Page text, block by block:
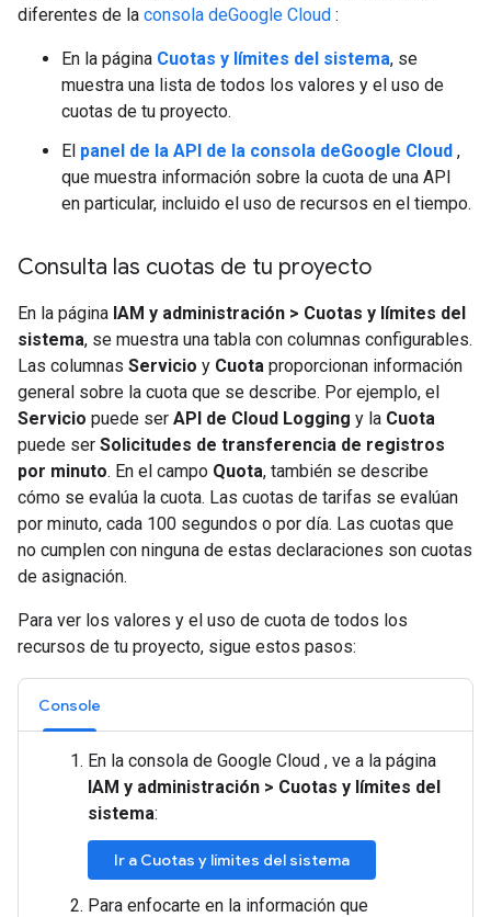
diferentes de la consola deGoogle Cloud :
En la página Cuotas y límites del sistema, se
muestra una lista de todos los valores y el uso de
cuotas de tu proyecto.
El panel de la API de la consola deGoogle Cloud ,
que muestra información sobre la cuota de una API
en particular, incluido el uso de recursos en el tiempo.
Consulta las cuotas de tu proyecto
En la página IAM y administración > Cuotas y límites del
sistema, se muestra una tabla con columnas configurables.
Las columnas Servicio y Cuota proporcionan información
general sobre la cuota que se describe. Por ejemplo, el
Servicio puede ser API de Cloud Logging y la Cuota
puede ser Solicitudes de transferencia de registros
por minuto. En el campo Quota, también se describe
cómo se evalúa la cuota. Las cuotas de tarifas se evalúan
por minuto, cada 100 segundos o por día. Las cuotas que
no cumplen con ninguna de estas declaraciones son cuotas
de asignación.
Para ver los valores y el uso de cuota de todos los
recursos de tu proyecto, sigue estos pasos:
Console
En la consola de Google Cloud , ve a la página
IAM y administración > Cuotas y límites del
sistema:
Ir a Cuotas y límites del sistema
Para enfocarte en la información que